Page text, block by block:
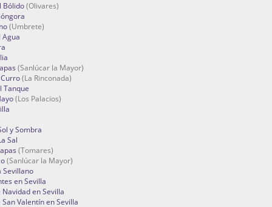
Bólido(Olivares)
(Umbrete)
(Sanlúcar la Mayor)
(La Rinconada)
Tanque
(Los Palacios)
y Sombra
Sal
(Tomares)
(Sanlúcar la Mayor)
Sevillano
en Sevilla
Navidad en Sevilla
Valentín en Sevilla